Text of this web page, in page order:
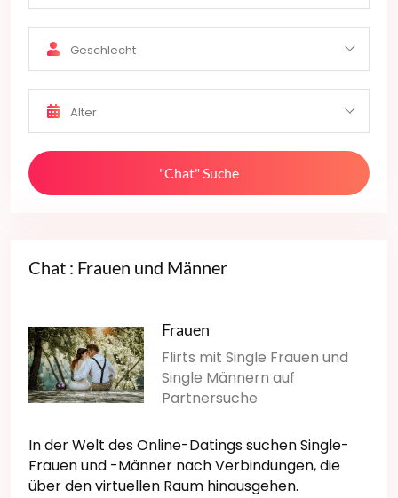
Geschlecht
Alter
"Chat" Suche
Chat : Frauen und Männer
Frauen
Flirts mit Single Frauen und
Single Männern auf
Partnersuche
In der Welt des Online-Datings suchen Single-
Frauen und -Männer nach Verbindungen, die
über den virtuellen Raum hinausgehen.